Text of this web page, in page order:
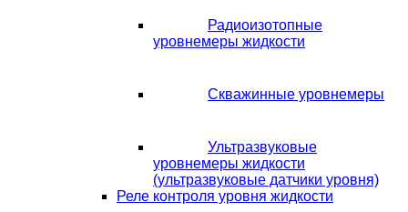
Радиоизотопные
уровнемеры жидкости
Скважинные уровнемеры
Ультразвуковые
уровнемеры жидкости
(ультразвуковые датчики уровня)
Реле контроля уровня жидкости